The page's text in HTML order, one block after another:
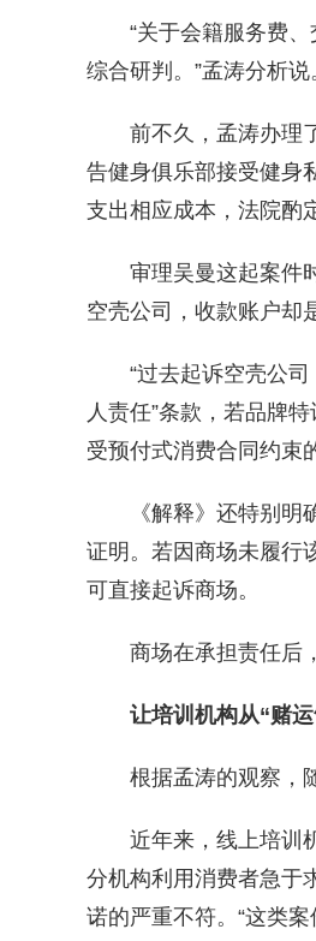
“关于会籍服务费、
综合研判。”孟涛分析说
前不久，孟涛办理了
告健身俱乐部接受健身
支出相应成本，法院酌
审理吴曼这起案件时
空壳公司，收款账户却
“过去起诉空壳公司
人责任”条款，若品牌
受预付式消费合同约束
《解释》还特别明确
证明。若因商场未履行
可直接起诉商场。
商场在承担责任后，
让培训机构从“赌
根据孟涛的观察，随
近年来，线上培训机
分机构利用消费者急于
诺的严重不符。“这类